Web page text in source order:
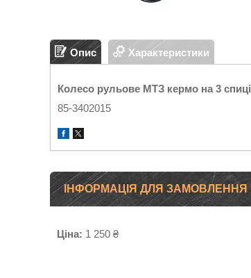
Опис Характеристики
Колесо рульове МТЗ кермо на 3 спиці
85-3402015
ІНФОРМАЦІЯ ДЛЯ ЗАМОВЛЕННЯ
Ціна: 1 250 ₴